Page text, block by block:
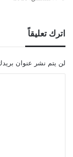
اترك تعليقاً
لن يتم نشر عنوان